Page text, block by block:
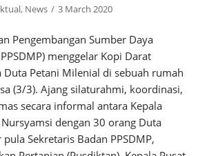
, News 3 March 2020
Pengembangan Sumber Daya
menggelar Kopi Darat
Duta Petani Milenial di sebuah rumah
(3/3). Ajang silaturahmi, koordinasi,
secara informal antara Kepala
Nursyamsi dengan 30 orang Duta
Sekretaris Badan PPSDMP,